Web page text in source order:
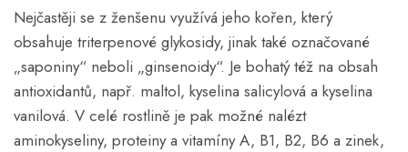
Nejčastěji se z ženšenu využívá jeho kořen, který
obsahuje triterpenové glykosidy, jinak také označované
„saponiny“ neboli „ginsenoidy“. Je bohatý též na obsah
antioxidantů, např. maltol, kyselina salicylová a kyselina
vanilová. V celé rostlině je pak možné nalézt
aminokyseliny, proteiny a vitamíny A, B1, B2, B6 a zinek,